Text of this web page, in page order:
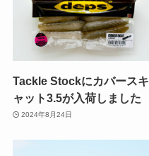
Tackle Stockにカバースキ
ャット3.5が入荷しました
2024年8月24日